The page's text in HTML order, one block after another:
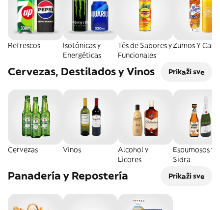
Refrescos
Isotónicas y
Energéticas
Tés de Sabores y
Funcionales
Zumos Y Cafés
Cervezas, Destilados y Vinos Prikaži sve
Cervezas Vinos
Alcohol y
Licores
Espumosos y
Sidra
Panadería y Repostería Prikaži sve